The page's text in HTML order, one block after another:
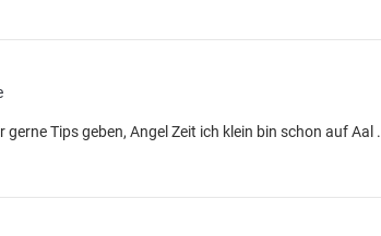
gerne Tips geben, Angel Zeit ich klein bin schon auf Aal .